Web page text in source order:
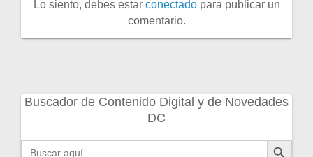
Lo siento, debes estar conectadopara publicar un
comentario.
Buscador de Contenido Digital y de Novedades
DC
Buscar: Botón de búsqueda